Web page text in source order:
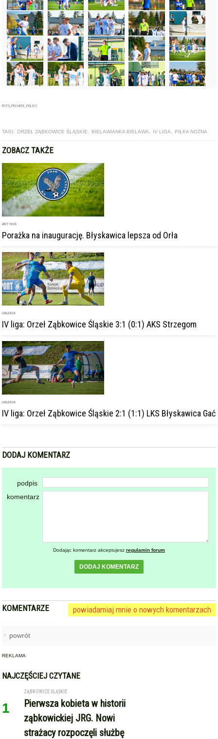
FOTO_PRIVATE_POLICY
TAGI: ORZEŁ ZĄBKOWICE ŚLĄSKIE BIELAWIANKA BIELAWA IV LIGA PIŁKA NOŻNA
ZOBACZ TAKŻE
ARTYKUŁ
Porażka na inaugurację. Błyskawica lepsza od Orła
GALERIA
IV liga: Orzeł Ząbkowice Śląskie 3:1 (0:1) AKS Strzegom
GALERIA
IV liga: Orzeł Ząbkowice Śląskie 2:1 (1:1) LKS Błyskawica Gać
DODAJ KOMENTARZ
podpis
komentarz
Dodając komentarz akceptujesz regulamin forum
DODAJ KOMENTARZ
KOMENTARZE powiadamiaj mnie o nowych komentarzach
powrót
REKLAMA
NAJCZĘŚCIEJ CZYTANE
1
ZĄBKOWICE ŚLĄSKIE
Pierwsza kobieta w historii
ząbkowickiej JRG. Nowi
strażacy rozpoczęli służbę